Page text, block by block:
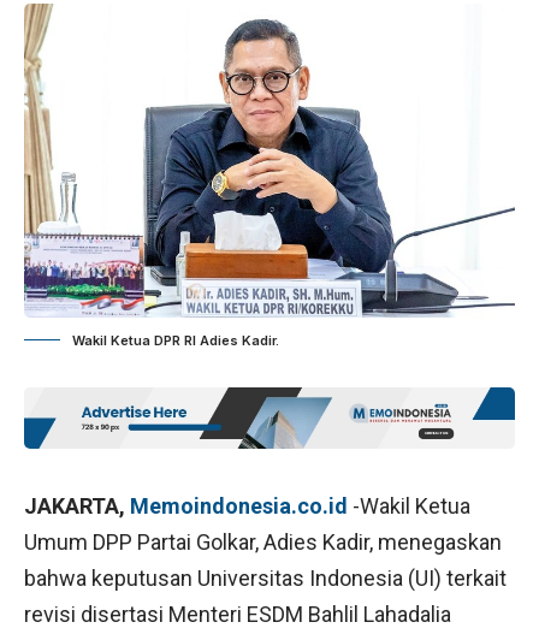
Wakil Ketua DPR RI Adies Kadir.
JAKARTA, Memoindonesia.co.id -Wakil Ketua
Umum DPP Partai Golkar, Adies Kadir, menegaskan
bahwa keputusan Universitas Indonesia (UI) terkait
revisi disertasi Menteri ESDM Bahlil Lahadalia